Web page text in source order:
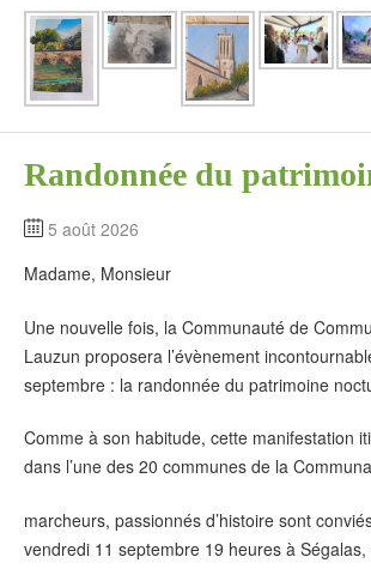
Randonnée du
5 août 2026
Madame, Monsieur
Une nouvelle fois, la Communauté de
Lauzun proposera l’évènement
septembre : la randonnée du patrimoine
Comme à son habitude, cette manifestation
dans l’une des 20 communes de la
marcheurs, passionnés d’histoire sont
vendredi 11 septembre 19 heures à